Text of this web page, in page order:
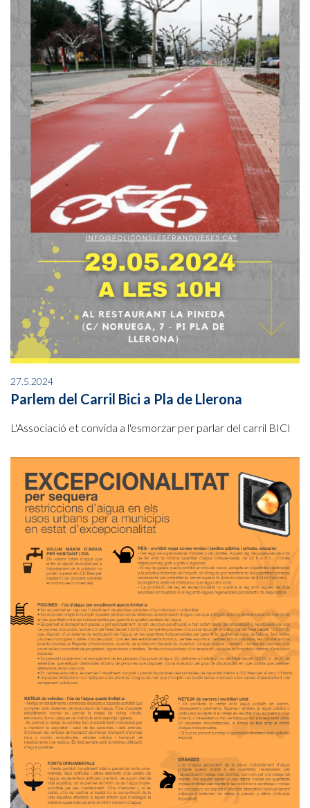
27.5.2024
Parlem del Carril Bici a Pla de Llerona
L'Associació et convida a l'esmorzar per parlar del carril BICI